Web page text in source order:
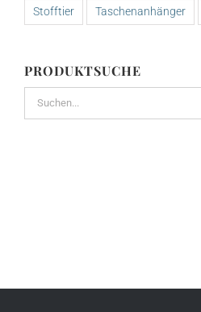
Stofftier Taschenanhänger
PRODUKTSUCHE